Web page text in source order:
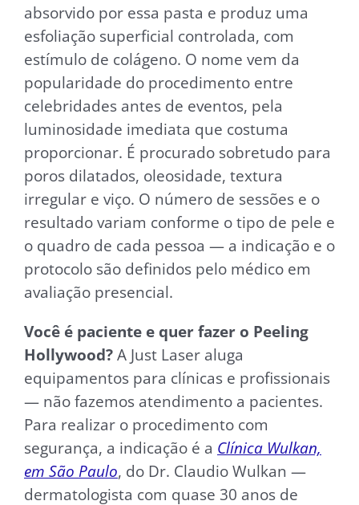
absorvido por essa pasta e produz uma
esfoliação superficial controlada, com
estímulo de colágeno. O nome vem da
popularidade do procedimento entre
celebridades antes de eventos, pela
luminosidade imediata que costuma
proporcionar. É procurado sobretudo para
poros dilatados, oleosidade, textura
irregular e viço. O número de sessões e o
resultado variam conforme o tipo de pele e
o quadro de cada pessoa — a indicação e o
protocolo são definidos pelo médico em
avaliação presencial.
Você é paciente e quer fazer o Peeling
Hollywood? A Just Laser aluga
equipamentos para clínicas e profissionais
— não fazemos atendimento a pacientes.
Para realizar o procedimento com
segurança, a indicação é a Clínica Wulkan,
em São Paulo, do Dr. Claudio Wulkan —
dermatologista com quase 30 anos de